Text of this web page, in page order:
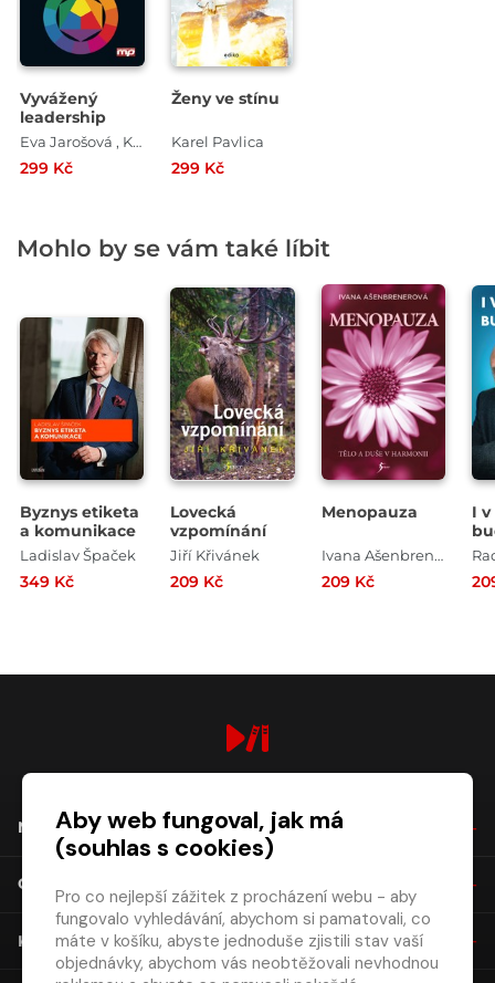
Vyvážený
leadership
Eva Jarošová , Karel Pavlica
299 Kč
Ženy ve stínu
Karel Pavlica
299 Kč
Mohlo by se vám také líbit
Byznys etiketa
a komunikace
Ladislav Špaček
349 Kč
Lovecká
vzpomínání
Jiří Křivánek
209 Kč
Menopauza
Ivana Ašenbrenerová
209 Kč
I
NÁKUP
O SPOLEČNOSTI
KONTAKT
Aby web fungoval, jak má
(souhlas s cookies)
Pro co nejlepší zážitek z procházení webu - aby
fungovalo vyhledávání, abychom si pamatovali, co
máte v košíku, abyste jednoduše zjistili stav vaší
objednávky, abychom vás neobtěžovali nevhodnou